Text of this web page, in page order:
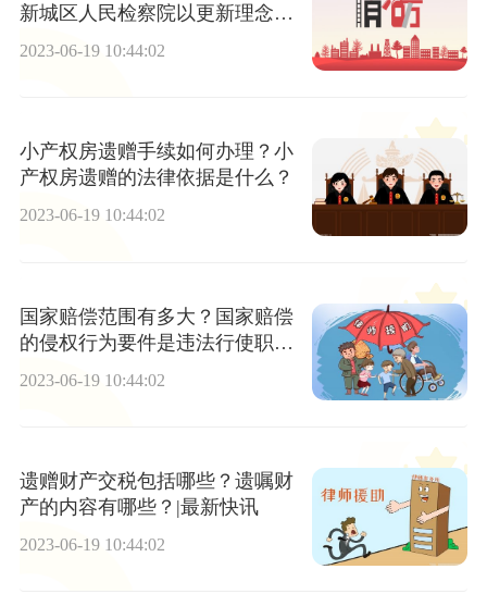
新城区人民检察院以更新理念优
2023-06-19 10:44:02
小产权房遗赠手续如何办理？小
产权房遗赠的法律依据是什么？
2023-06-19 10:44:02
国家赔偿范围有多大？国家赔偿
的侵权行为要件是违法行使职权
2023-06-19 10:44:02
遗赠财产交税包括哪些？遗嘱财
产的内容有哪些？|最新快讯
2023-06-19 10:44:02